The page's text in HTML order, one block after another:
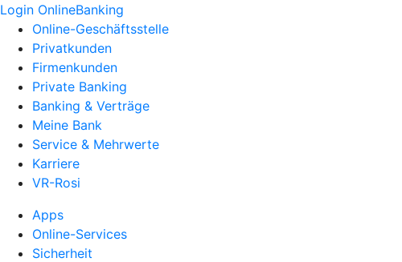
Login OnlineBanking
Online-Geschäftsstelle
Privatkunden
Firmenkunden
Private Banking
Banking & Verträge
Meine Bank
Service & Mehrwerte
Karriere
VR-Rosi
Apps
Online-Services
Sicherheit